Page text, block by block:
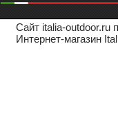
Сайт italia-outdoor.ru
Интернет-магазин